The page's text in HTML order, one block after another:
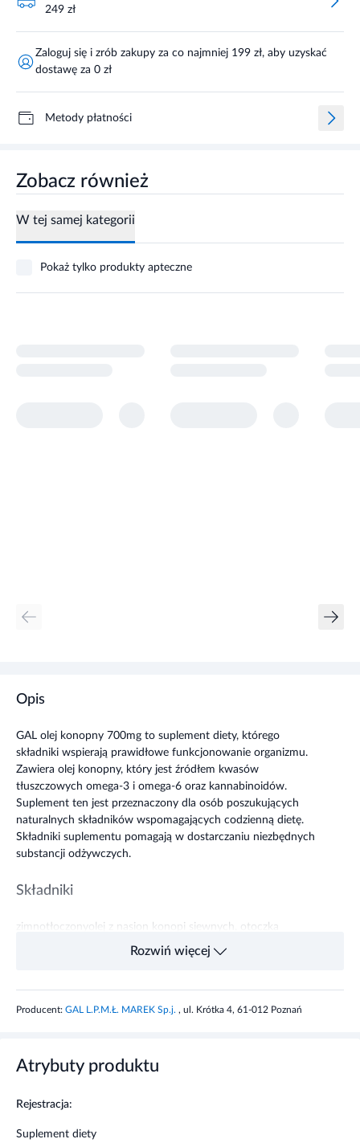
249 zł
Zaloguj się i zrób zakupy za co najmniej 199 zł, aby uzyskać
dostawę za 0 zł
Metody płatności
Zobacz również
W tej samej kategorii
Pokaż tylko produkty apteczne
Opis
GAL olej konopny 700mg to suplement diety, którego
składniki wspierają prawidłowe funkcjonowanie organizmu.
Zawiera olej konopny, który jest źródłem kwasów
tłuszczowych omega-3 i omega-6 oraz kannabinoidów.
Suplement ten jest przeznaczony dla osób poszukujących
naturalnych składników wspomagających codzienną dietę.
Składniki suplementu pomagają w dostarczaniu niezbędnych
substancji odżywczych.
Składniki
zimnotłoczonyolej z nasion konopi siewnych, otoczka
kapsułki (żelatyna pochodzenia zwierzęcego, substancja
wiążąca: glicerol) Zawartość składników na zalecaną dzienną
tym: 1,000 g 3,000 g Kwasy tłuszczowe wielonienasycone,
w tym: Omega-3: Kwas alfa-linolenowy (ALA) 0,210 g
tłuszczowe jednonienasycone, w tym: Omega-9: Kwas
oleinowy 0,130 g 0,390 g
Rozwiń więcej
Producent: GAL L.P.M.Ł. MAREK Sp.j. , ul. Krótka 4, 61-012 Poznań
Atrybuty produktu
Rejestracja:
Suplement diety